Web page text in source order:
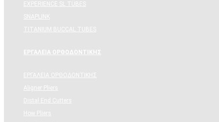
EXPERIENCE SL TUBES
SNAPLINK
TITANIUM BUCCAL TUBES
ΕΡΓΑΛΕΙΑ ΟΡΘΟΔΟΝΤΙΚΗΣ
ΕΡΓΑΛΕΙΑ ΟΡΘΟΔΟΝΤΙΚΗΣ
Aligner Pliers
Distal End Cutters
How Pliers